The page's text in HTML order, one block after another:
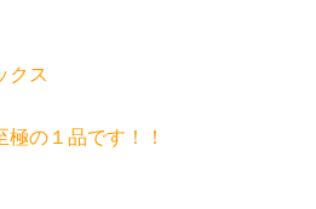
クス
極の１品です！！